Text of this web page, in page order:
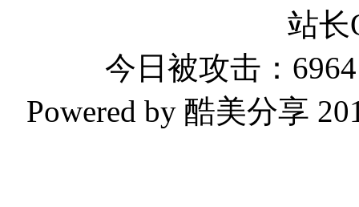
站
今日被攻击：
Powered by 酷美分享